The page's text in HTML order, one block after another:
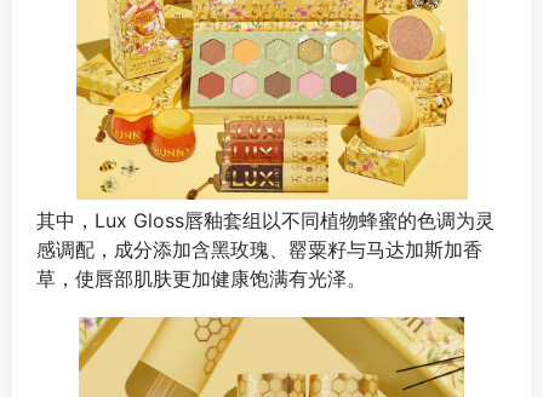
其中，Lux Gloss唇釉套组以不同植物蜂蜜的色调为灵
感调配，成分添加含黑玫瑰、罂粟籽与马达加斯加香
草，使唇部肌肤更加健康饱满有光泽。